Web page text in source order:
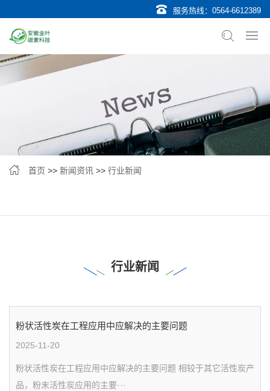
服务热线： 0564-6612389
首页 >> 新闻资讯 >> 行业新闻
行业新闻
粉状活性炭在工程应用中应解决的主要问题
2025-11-20
粉状活性炭在工程应用中应解决的主要问题 相较于其它活性炭产
品，粉末活性炭应用的主要···